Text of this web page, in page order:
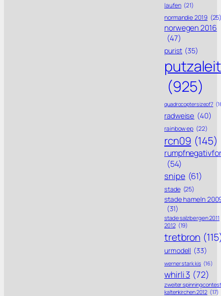
laufen (21)
normandie 2019
norwegen 2016
(47)
purist (35)
putzaleit
(925)
quadrocoptersizeof7
radweise (40)
rainbow ep (22)
rcn09 (145)
(54)
snipe (61)
stade (25)
stade hameln
(31)
stade salzbergen 2011
2012 (19)
tretbron
urmodell (33)
werner stark kis (16)
whirli 3 (72)
zweiter spinning contest
kaltenkirchen 2012 (17)